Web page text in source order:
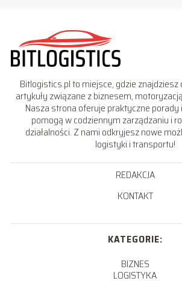
Bitlogistics.pl to miejsce, gdzie
artykuły związane z biznesem,
Nasza strona oferuje praktyczne porady
pomogą w codziennym zarządzaniu i
działalności. Z nami odkryjesz nowe
logistyki i transportu!
REDAKCJA
KONTAKT
KATEGORIE:
BIZNES
LOGISTYKA